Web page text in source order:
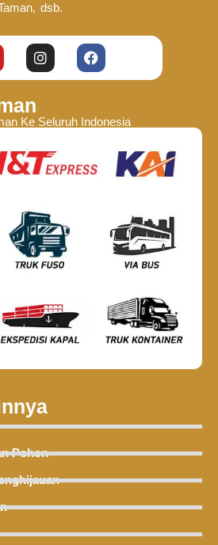
dsb.
Ke Seluruh Indonesia
Pohon